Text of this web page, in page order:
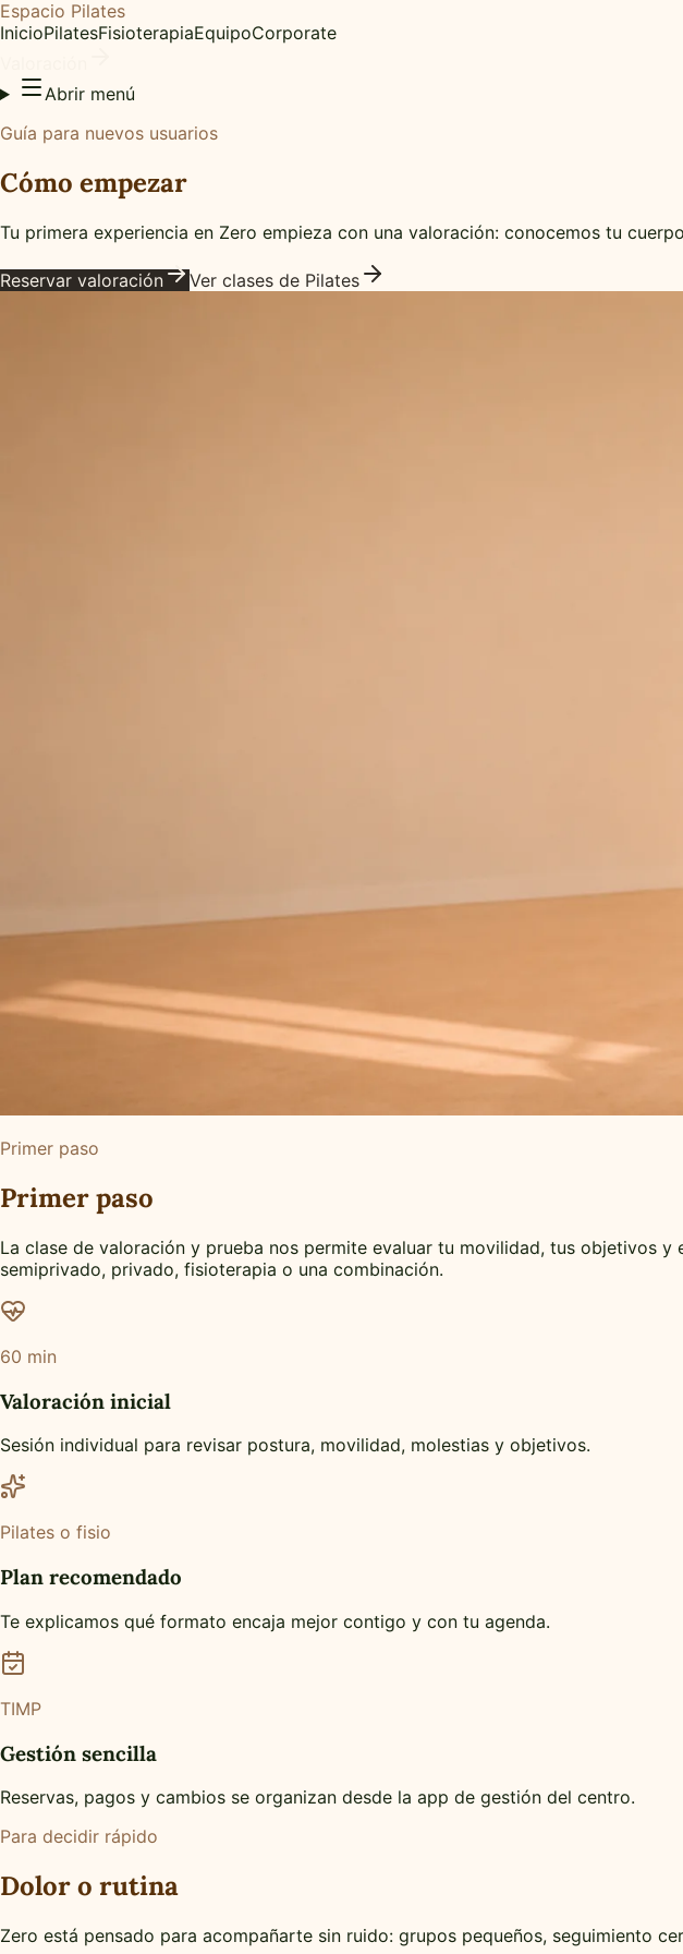
Espacio Pilates
InicioPilatesFisioterapiaEquipoCorporate
Abrir menú
Guía para nuevos usuarios
Cómo empezar
Tu primera experiencia en Zero empieza con una valoración: conocemos tu
Reservar valoración Ver clases de Pilates
Primer paso
Primer paso
La clase de valoración y prueba nos permite evaluar tu movilidad, tus objetivos
semiprivado, privado, fisioterapia o una combinación.
60 min
Valoración inicial
Sesión individual para revisar postura, movilidad, molestias y objetivos.
Pilates o fisio
Plan recomendado
Te explicamos qué formato encaja mejor contigo y con tu agenda.
TIMP
Gestión sencilla
Reservas, pagos y cambios se organizan desde la app de gestión del centro.
Para decidir rápido
Dolor o rutina
Zero está pensado para acompañarte sin ruido: grupos pequeños, seguimiento